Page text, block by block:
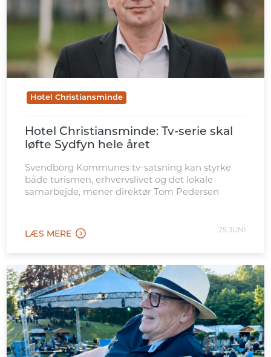
Hotel Christiansminde
Hotel Christiansminde: Tv-serie skal
løfte Sydfyn hele året
Svendborg Kommunes tv-satsning kan styrke
både turismen, erhvervslivet og det lokale
samarbejde, mener direktør Tom Pedersen
LÆS MERE 25 JUNI